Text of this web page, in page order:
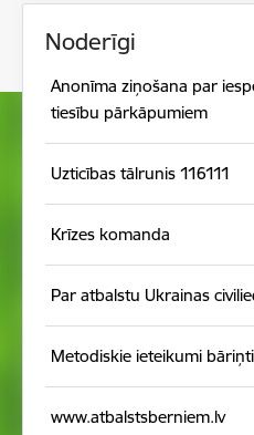
Noderīgi
Anonīma ziņošana par
tiesību pārkāpumiem
Uzticības tālrunis 116111
Krīzes komanda
Par atbalstu Ukrainas
Metodiskie ieteikumi
www.atbalstsberniem.lv